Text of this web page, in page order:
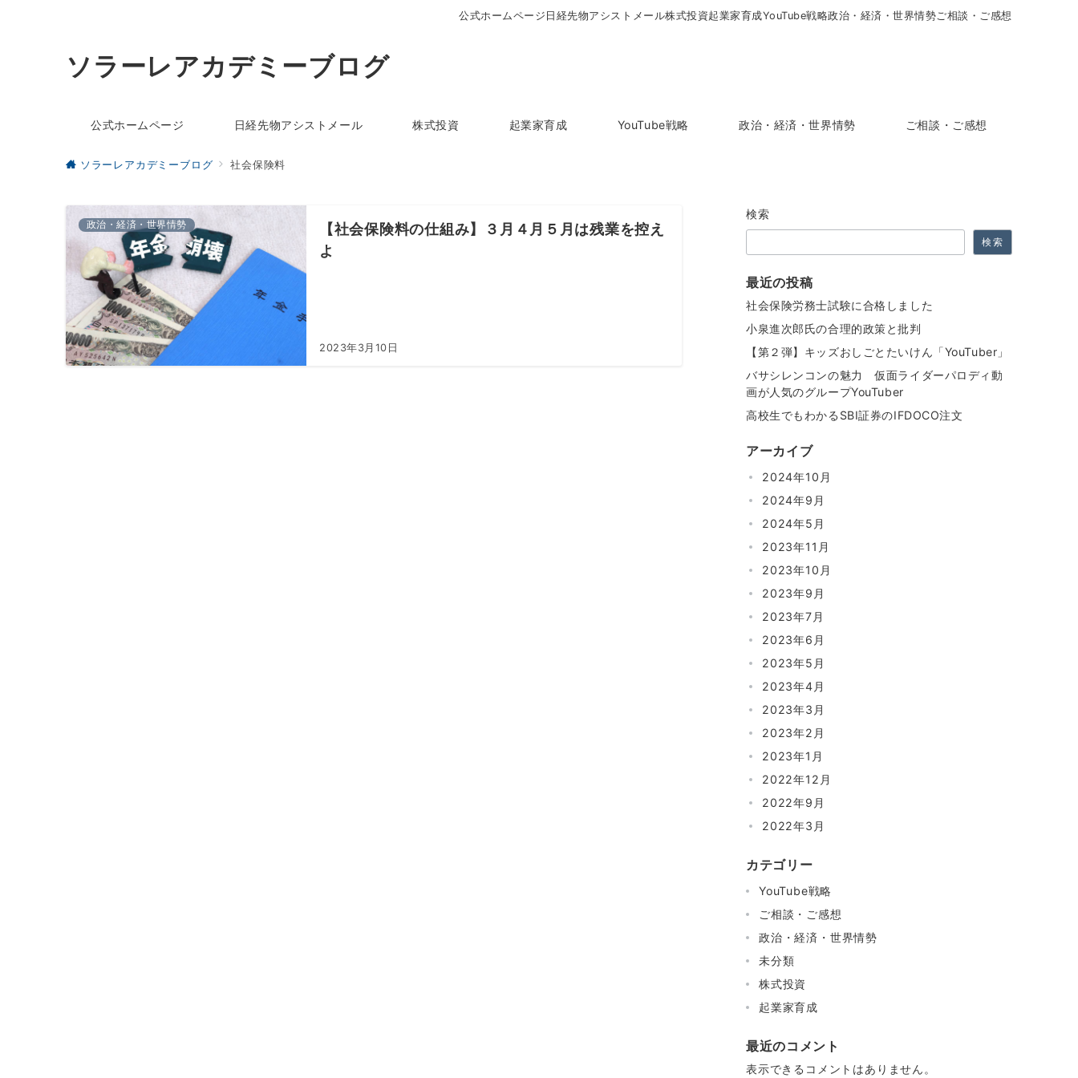
公式ホームページ 日経先物アシストメール株式投資起業家育成YouTube戦略政治・経済・世界情勢ご相談・ご感想
ソラーレアカデミーブログ
公式ホームページ 日経先物アシストメール 株式投資 起業家育成 YouTube戦略 政治・経済・世界情勢 ご相談・ご感想
ソラーレアカデミーブログ 社会保険料
政治・経済・世界情勢
【社会保険料の仕組み】３月４月５月は残業を控え
よ
2023年3月10日
検索
検索
最近の投稿
社会保険労務士試験に合格しました
小泉進次郎氏の合理的政策と批判
【第２弾】キッズおしごとたいけん「YouTuber」
バサシレンコンの魅力 仮面ライダーパロディ動
画が人気のグループYouTuber
高校生でもわかるSBI証券のIFDOCO注文
アーカイブ
2024年10月
2024年9月
2024年5月
2023年11月
2023年10月
2023年9月
2023年7月
2023年6月
2023年5月
2023年4月
2023年3月
2023年2月
2023年1月
2022年12月
2022年9月
2022年3月
カテゴリー
YouTube戦略
ご相談・ご感想
政治・経済・世界情勢
未分類
株式投資
起業家育成
最近のコメント
表示できるコメントはありません。